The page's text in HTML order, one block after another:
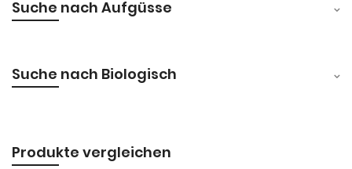
Suche nach Aufgüsse
Suche nach Biologisch
Produkte vergleichen